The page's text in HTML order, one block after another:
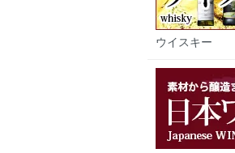
ウイスキー